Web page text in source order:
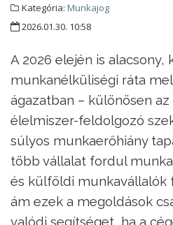
Kategória: Munkajog
2026.01.30. 10:58
A 2026 elején is alacsony,
munkanélküliségi ráta
ágazatban – különösen
élelmiszer-feldolgozó
súlyos munkaerőhiány
több vállalat fordul
és külföldi munkavállalók
ám ezek a megoldások
valódi segítséget, ha a